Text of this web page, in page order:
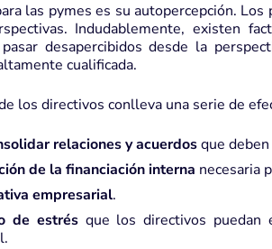
las pymes es su autopercepción.
Indudablemente, existen
desapercibidos desde la
cualificada.
los directivos conlleva una serie de
relaciones y acuerdosque deben
de la financiación interna necesaria
empresarial.
de estrésque los directivos puedan